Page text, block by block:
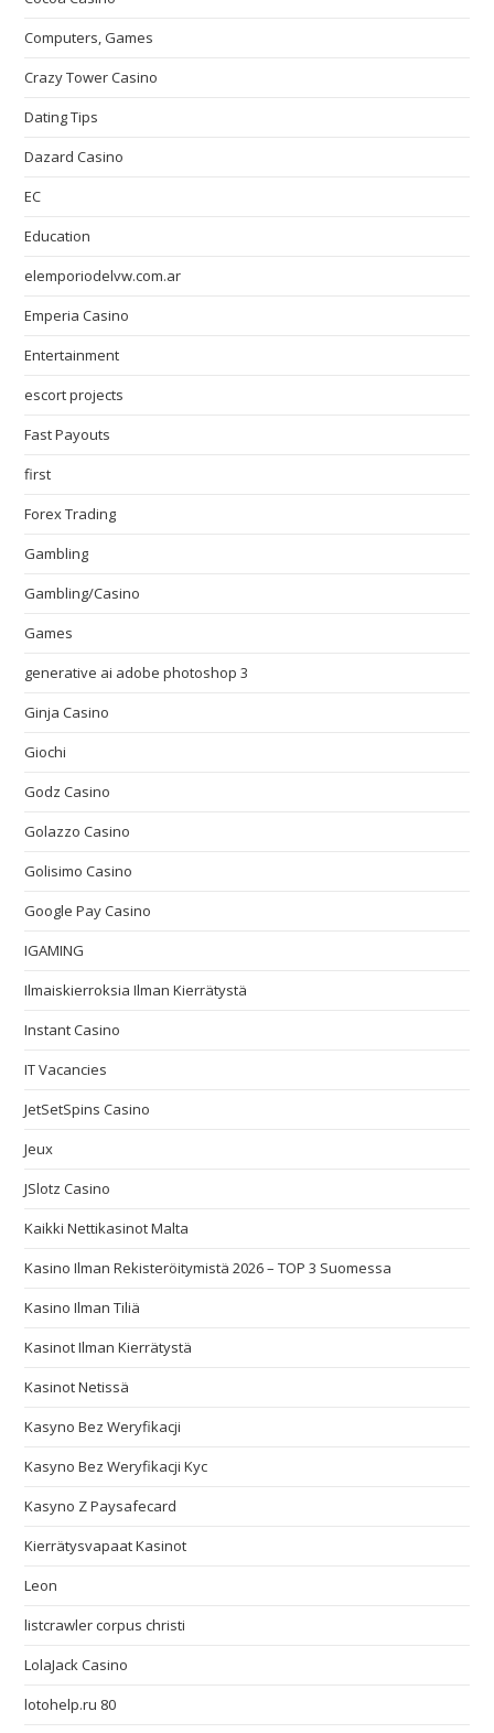
Computers, Games
Crazy Tower Сasino
Dating Tips
Dazard Casino
EC
Education
elemporiodelvw.com.ar
Emperia Casino
Entertainment
escort projects
Fast Payouts
first
Forex Trading
Gambling
Gambling/Casino
Games
generative ai adobe photoshop 3
Ginja Casino
Giochi
Godz Casino
Golazzo Casino
Golisimo Casino
Google Pay Casino
IGAMING
Ilmaiskierroksia Ilman Kierrätystä
Instant Casino
IT Vacancies
JetSetSpins Casino
Jeux
JSlotz Casino
Kaikki Nettikasinot Malta
Kasino Ilman Rekisteröitymistä 2026 – TOP 3 Suomessa
Kasino Ilman Tiliä
Kasinot Ilman Kierrätystä
Kasinot Netissä
Kasyno Bez Weryfikacji
Kasyno Bez Weryfikacji Kyc
Kasyno Z Paysafecard
Kierrätysvapaat Kasinot
Leon
listcrawler corpus christi
LolaJack Casino
lotohelp.ru 80